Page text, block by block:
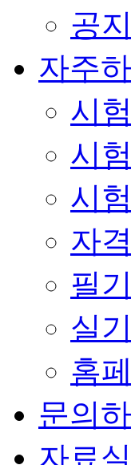
공
자주
시
시
시
자
필
실
홈
문의
자료실